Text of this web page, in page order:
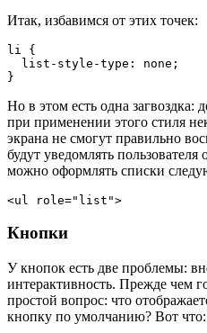
Итак, избавимся от этих точек:
li {
  list-style-type: none;
}
Но в этом есть одна загвоздка:
при применении этого стиля
экрана не смогут правильно
будут уведомлять
можно оформлять списки
<ul role="list">
Кнопки
У кнопок есть две проблемы:
интерактивность. Прежде чем
простой вопрос: что
кнопку по умолчанию? Вот что: